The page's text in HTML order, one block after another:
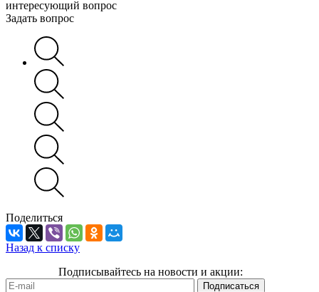
интересующий вопрос
Задать вопрос
Поделиться
Назад к списку
Подписывайтесь на новости и акции: